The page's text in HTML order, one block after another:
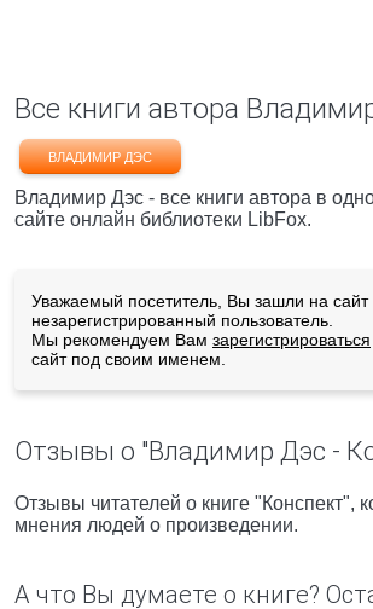
Все книги автора
ВЛАДИМИР ДЭС
Владимир Дэс - все книги автора в
сайте онлайн библиотеки LibFox.
Уважаемый посетитель, Вы зашли на сайт
незарегистрированный пользователь.
Мы рекомендуем Вам зарегистрироваться
сайт под своим именем.
Отзывы о "Владимир Дэс -
Отзывы читателей о книге "Конспект",
мнения людей о произведении.
А что Вы думаете о книге?